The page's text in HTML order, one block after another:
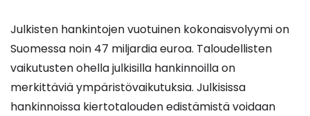
Julkisten hankintojen vuotuinen kokonaisvolyymi on
Suomessa noin 47 miljardia euroa. Taloudellisten
vaikutusten ohella julkisilla hankinnoilla on
merkittäviä ympäristövaikutuksia. Julkisissa
hankinnoissa kiertotalouden edistämistä voidaan